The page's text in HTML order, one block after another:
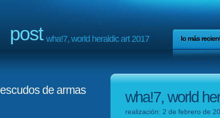
post wha!7, world heraldic art 2017 lo más
escudos de armas wha!7, world
realización: 2 de febrero de